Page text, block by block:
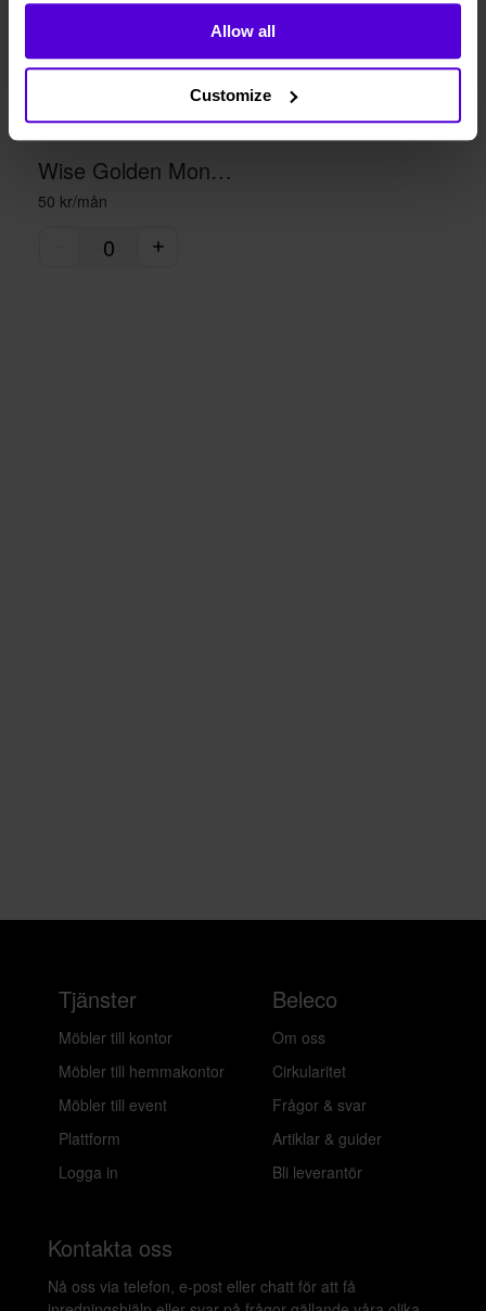
Allow all
Customize
Wise Golden Monkey statue - gold
50 kr/mån
Tjänster
Möbler till kontor
Möbler till hemmakontor
Möbler till event
Plattform
Logga in
Beleco
Om oss
Cirkularitet
Frågor & svar
Artiklar & guider
Bli leverantör
Kontakta oss
Nå oss via telefon, e-post eller chatt för att få